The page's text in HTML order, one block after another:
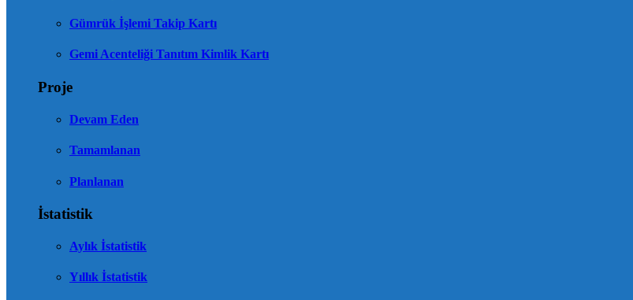
Gümrük İşlemi Takip Kartı
Gemi Acenteliği Tanıtım Kimlik Kartı
Proje
Devam Eden
Tamamlanan
Planlanan
İstatistik
Aylık İstatistik
Yıllık İstatistik